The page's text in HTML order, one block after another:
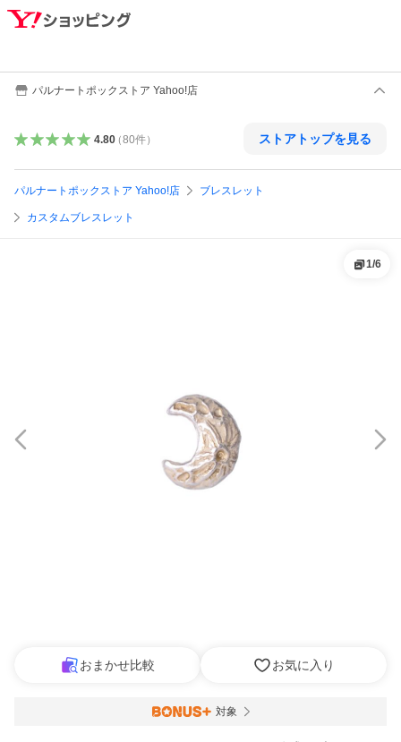
パルナートポックストア Yahoo!店
4.80（80件） ストアトップを見る
パルナートポックストア Yahoo!店 ブレスレット
カスタムブレスレット
1/6
おまかせ比較 お気に入り
対象